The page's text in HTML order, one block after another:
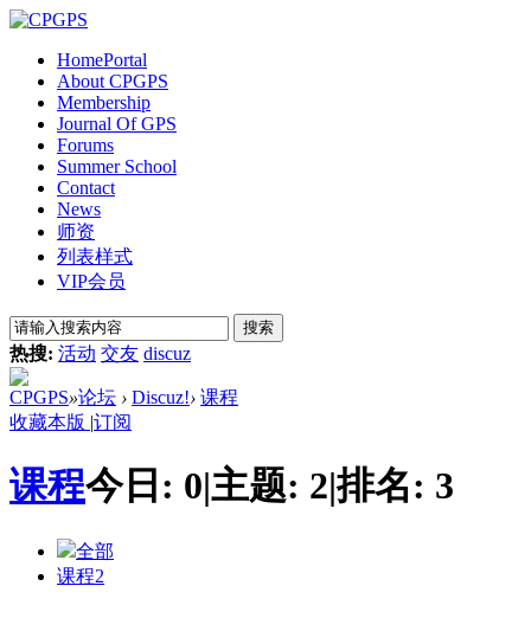
HomePortal
About CPGPS
Membership
Journal Of GPS
Forums
Summer School
Contact
News
师资
列表样式
VIP会员
搜索
热搜: 活动 交友 discuz
CPGPS»论坛 › Discuz!› 课程
收藏本版 |订阅
课程今日: 0|主题: 2|排名: 3
全部
课程2